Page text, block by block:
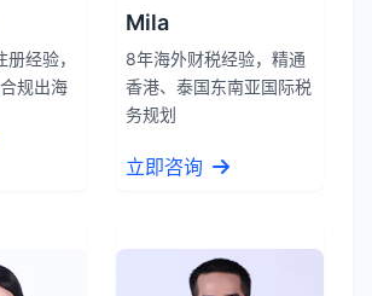
经验，
规出海
Mila
8年海外财税经验，精通
香港、泰国东南亚国际税
务规划
立即咨询